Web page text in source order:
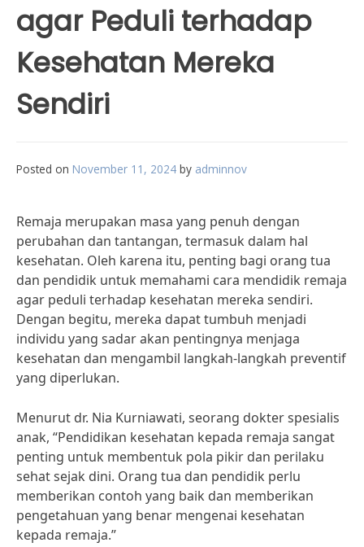
agar Peduli terhadap
Kesehatan Mereka
Sendiri
Posted on November 11, 2024 by adminnov
Remaja merupakan masa yang penuh dengan
perubahan dan tantangan, termasuk dalam hal
kesehatan. Oleh karena itu, penting bagi orang tua
dan pendidik untuk memahami cara mendidik remaja
agar peduli terhadap kesehatan mereka sendiri.
Dengan begitu, mereka dapat tumbuh menjadi
individu yang sadar akan pentingnya menjaga
kesehatan dan mengambil langkah-langkah preventif
yang diperlukan.
Menurut dr. Nia Kurniawati, seorang dokter spesialis
anak, “Pendidikan kesehatan kepada remaja sangat
penting untuk membentuk pola pikir dan perilaku
sehat sejak dini. Orang tua dan pendidik perlu
memberikan contoh yang baik dan memberikan
pengetahuan yang benar mengenai kesehatan
kepada remaja.”